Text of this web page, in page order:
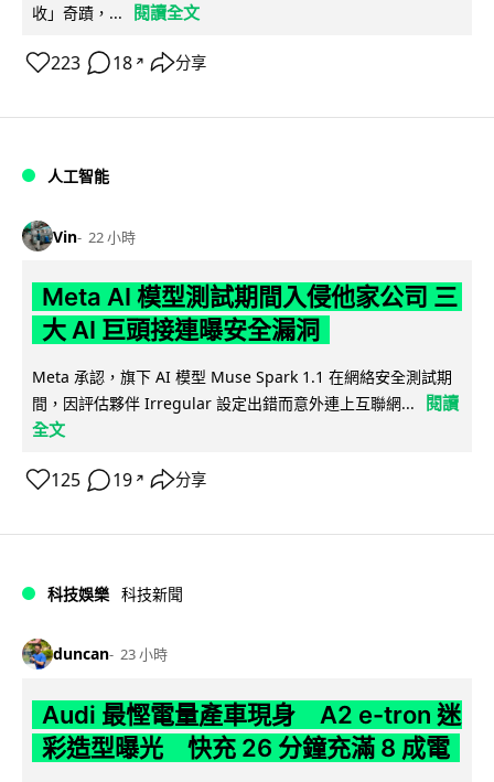
收」奇蹟，...
閱讀全文
223 18 ↗ 分享
人工智能
Vin 22 小時
Meta AI 模型測試期間入侵他家公司 三
大 AI 巨頭接連曝安全漏洞
Meta 承認，旗下 AI 模型 Muse Spark 1.1 在網絡安全測試期
間，因評估夥伴 Irregular 設定出錯而意外連上互聯網...
閱讀
全文
125 19 ↗ 分享
科技娛樂 科技新聞
duncan 23 小時
Audi 最慳電量產車現身 A2 e-tron 迷
彩造型曝光 快充 26 分鐘充滿 8 成電